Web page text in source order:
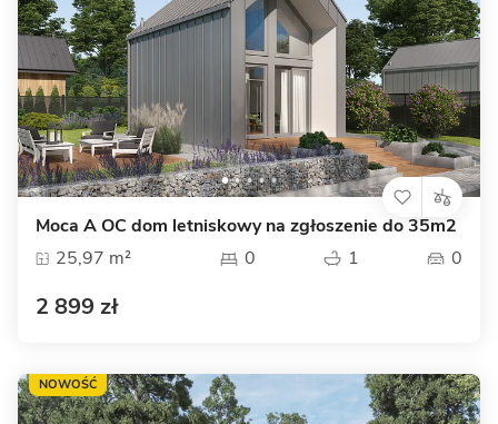
Moca A OC dom letniskowy na zgłoszenie do 35m2
25,97 m²
0 1 0
2 899 zł
NOWOŚĆ